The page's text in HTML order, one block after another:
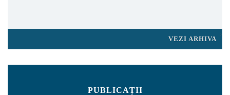
VEZI ARHIVA
PUBLICAȚII